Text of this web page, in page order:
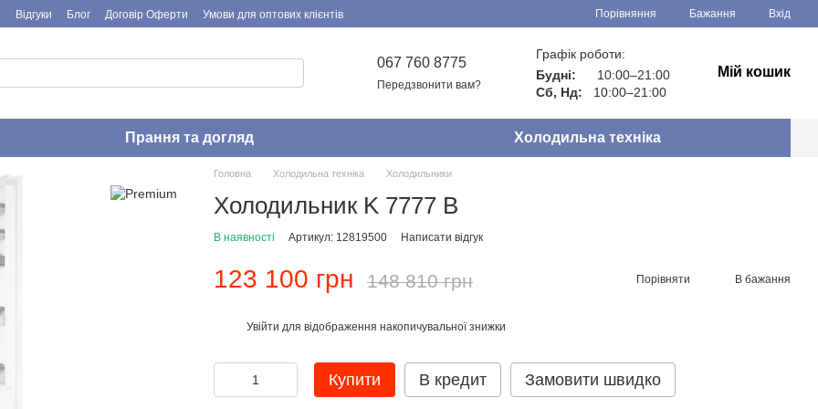
Відгуки Блог Договір Оферти Умови для оптових клієнтів Порівняння Бажання Вхід
067 760 8775
Передзвонити вам?
Графік роботи:
Будні:
10:00–21:00
Сб, Нд:
10:00–21:00
Мій кошик
Прання та догляд Холодильна техніка
Головна Холодильна техніка Холодильники
Холодильник K 7777 B
В наявності Артикул: 12819500 Написати відгук
123 100 грн 148 810 грн Порівняти В бажання
Увійти для відображення накопичувальної знижки
Купити В кредит Замовити швидко